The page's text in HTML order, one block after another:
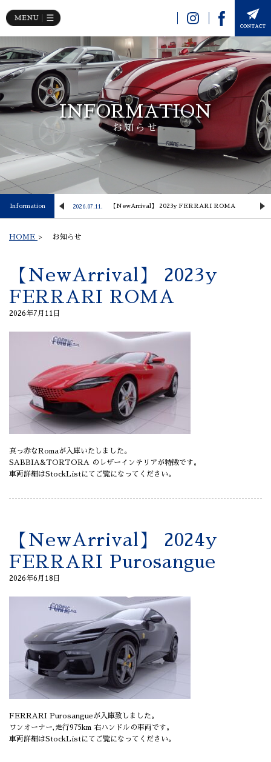
INFORMATION
お知らせ
Information
Lusso 2026.07.11. 【NewArrival】 2023y FERRARI ROMA
HOME > お知らせ
【NewArrival】 2023y
FERRARI ROMA
2026年7月11日
真っ赤なRomaが入庫いたしました。
SABBIA&TORTORA のレザーインテリアが特徴です。
車両詳細はStockListにてご覧になってください。
【NewArrival】 2024y
FERRARI Purosangue
2026年6月18日
FERRARI Purosangueが入庫致しました。
ワンオーナー,走行975km 右ハンドルの車両です。
車両詳細はStockListにてご覧になってください。